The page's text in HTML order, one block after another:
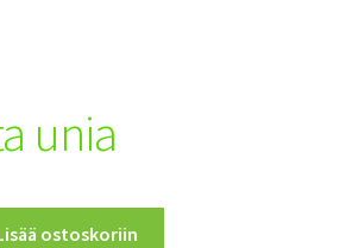
unia
ostoskoriin